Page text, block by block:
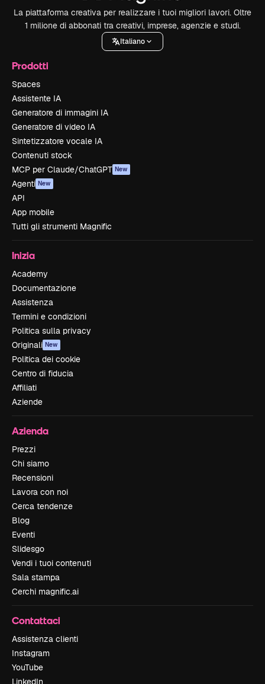
La piattaforma creativa per realizzare i tuoi migliori lavori. Oltre
1 milione di abbonati tra creativi, imprese, agenzie e studi.
Italiano
Prodotti
Spaces
Assistente IA
Generatore di immagini IA
Generatore di video IA
Sintetizzatore vocale IA
Contenuti stock
MCP per Claude/ChatGPT New
Agenti New
API
App mobile
Tutti gli strumenti Magnific
Inizia
Academy
Documentazione
Assistenza
Termini e condizioni
Politica sulla privacy
Originali New
Politica dei cookie
Centro di fiducia
Affiliati
Aziende
Azienda
Prezzi
Chi siamo
Recensioni
Lavora con noi
Cerca tendenze
Blog
Eventi
Slidesgo
Vendi i tuoi contenuti
Sala stampa
Cerchi magnific.ai
Contattaci
Assistenza clienti
Instagram
YouTube
LinkedIn